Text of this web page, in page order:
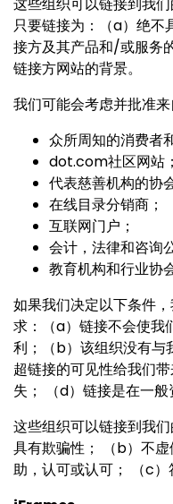
只要链接为：（a）绝不
接方及其产品和/或服务
链接方网站的背景。
我们可能会考虑并批准
众所周知的消费者
dot.com社区网站；
代表慈善机构的协
在线目录分销商；
互联网门户；
会计，法律和咨询
教育机构和行业协会
如果我们决定以下条件
求：（a）链接不会使我
利；（b）该组织没有与
超链接的可见性给我们
失； （d）链接是在一般
这些组织可以链接到我
具有欺骗性； （b）不
助，认可或认可； （c）